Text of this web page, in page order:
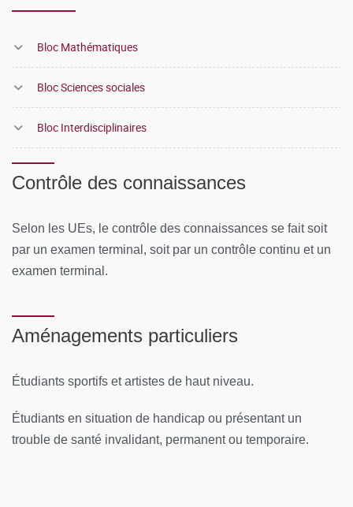
Bloc Mathématiques
Bloc Sciences sociales
Bloc Interdisciplinaires
Contrôle des connaissances
Selon les UEs, le contrôle des connaissances se fait soit
par un examen terminal, soit par un contrôle continu et un
examen terminal.
Aménagements particuliers
Étudiants sportifs et artistes de haut niveau.
Étudiants en situation de handicap ou présentant un
trouble de santé invalidant, permanent ou temporaire.